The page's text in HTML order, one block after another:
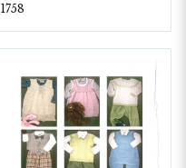
1758